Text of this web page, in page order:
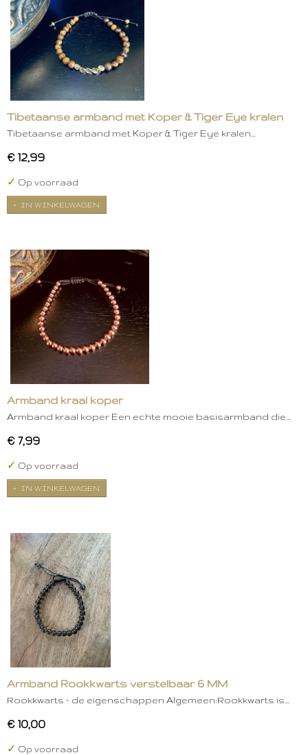
Tibetaanse armband met Koper & Tiger Eye kralen
Tibetaanse armband met Koper & Tiger Eye kralen…
€ 12,99
✓ Op voorraad
IN WINKELWAGEN
Armband kraal koper
Armband kraal koper Een echte mooie basisarmband die…
€ 7,99
✓ Op voorraad
IN WINKELWAGEN
Armband Rookkwarts verstelbaar 6 MM
Rookkwarts – de eigenschappen Algemeen:Rookkwarts is…
€ 10,00
✓ Op voorraad